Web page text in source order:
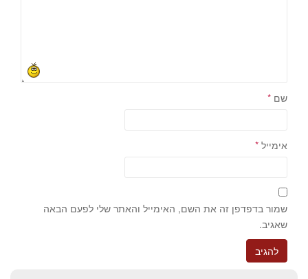
שם *
אימייל *
שמור בדפדפן זה את השם, האימייל והאתר שלי לפעם הבאה
שאגיב.